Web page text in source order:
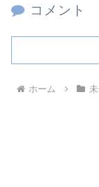
コメント
ホーム